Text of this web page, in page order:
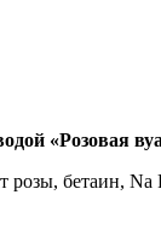
«Розовая
розы, бетаин,